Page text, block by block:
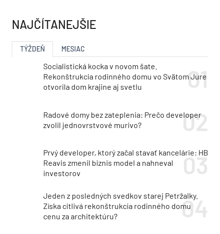
NAJČÍTANEJŠIE
TÝŽDEŇ MESIAC
Socialistická kocka v novom šate.
Rekonštrukcia rodinného domu vo Svätom Jure
otvorila dom krajine aj svetlu
Radové domy bez zateplenia: Prečo developer
zvolil jednovrstvové murivo?
Prvý developer, ktorý začal stavať kancelárie: HB
Reavis zmenil biznis model a nahneval
investorov
Jeden z posledných svedkov starej Petržalky.
Získa citlivá rekonštrukcia rodinného domu
cenu za architektúru?